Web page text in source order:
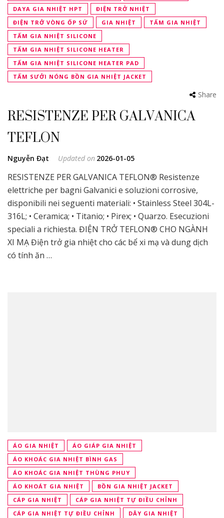
DAYA GIA NHIỆT HPT
ĐIỆN TRỞ NHIỆT
ĐIỆN TRỞ VÒNG ỐP SỨ
GIA NHIỆT
TẤM GIA NHIỆT
TẤM GIA NHIỆT SILICONE
TẤM GIA NHIỆT SILICONE HEATER
TẤM GIA NHIỆT SILICONE HEATER PAD
TẤM SƯỞI NÓNG BỒN GIA NHIỆT JACKET
Share
RESISTENZE PER GALVANICA
TEFLON
Nguyễn Đạt Updated on 2026-01-05
RESISTENZE PER GALVANICA TEFLON® Resistenze
elettriche per bagni Galvanici e soluzioni corrosive,
disponibili nei seguenti materiali: • Stainless Steel 304L-
316L; • Ceramica; • Titanio; • Pirex; • Quarzo. Esecuzioni
speciali a richiesta. ĐIỆN TRỞ TEFLON® CHO NGÀNH
XI MẠ Điện trở gia nhiệt cho các bể xi mạ và dung dịch
có tính ăn …
ÁO GIA NHIỆT
ÁO GIÁP GIA NHIỆT
ÁO KHOÁC GIA NHIỆT BÌNH GAS
ÁO KHOÁC GIA NHIỆT THÙNG PHUY
ÁO KHOÁT GIA NHIỆT
BỒN GIA NHIỆT JACKET
CÁP GIA NHIỆT
CÁP GIA NHIỆT TỰ ĐIỀU CHỈNH
CÁP GIA NHIỆT TỰ ĐIỀU CHỈNH
DÂY GIA NHIỆT